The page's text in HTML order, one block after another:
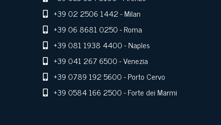
+39 02 2506 1442- Milan
+39 06 8681 0250- Roma
+39 081 1938 4400- Naples
+39 041 267 6500- Venezia
+39 0789 192 5600- Porto Cervo
+39 0584 166 2500- Forte dei Marmi